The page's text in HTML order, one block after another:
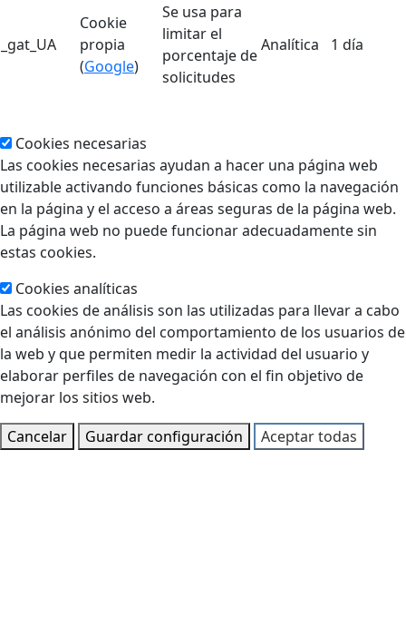
_gat_UA
Cookie
propia
(Google)
Se usa para
limitar el
porcentaje de
solicitudes
Analítica 1 día
Cookies necesarias
Las cookies necesarias ayudan a hacer una página web
utilizable activando funciones básicas como la navegación
en la página y el acceso a áreas seguras de la página web.
La página web no puede funcionar adecuadamente sin
estas cookies.
Cookies analíticas
Las cookies de análisis son las utilizadas para llevar a cabo
el análisis anónimo del comportamiento de los usuarios de
la web y que permiten medir la actividad del usuario y
elaborar perfiles de navegación con el fin objetivo de
mejorar los sitios web.
Cancelar
Guardar configuración Aceptar todas